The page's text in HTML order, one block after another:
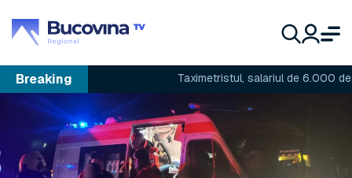
Breaking Taximetristul, salariul de 6.000 de lei